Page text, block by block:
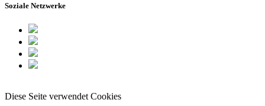
Soziale Netzwerke
Diese Seite verwendet Cookies